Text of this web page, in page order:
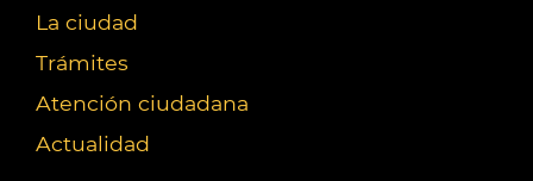
La ciudad
Trámites
Atención ciudadana
Actualidad